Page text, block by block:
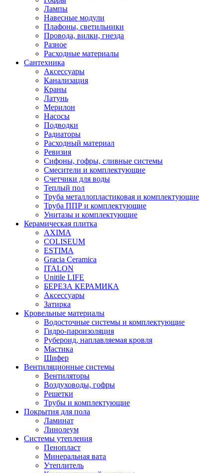
Лампы
Навесные модули
Плафоны, светильники
Провода, вилки, гнезда
Разное
Расходные материалы
Сантехника
Аксессуары
Канализация
Краны
Латунь
Мерилон
Насосы
Подводки
Радиаторы
Расходный материал
Ревизия
Сифоны, гофры, сливные системы
Смесители и комплектующие
Счетчики для воды
Теплый пол
Труба металлопластиковая и комплектующие
Труба ППР и комплектующие
Унитазы и комплектующие
Керамическая плитка
AXIMA
COLISEUM
ESTIMA
Gracia Ceramica
ITALON
Unitile LIFE
БЕРЕЗА КЕРАМИКА
Аксессуары
Затирка
Кровельные материалы
Водосточные системы и комплектующие
Гидро-пароизоляция
Рубероид, наплавляемая кровля
Мастика
Шифер
Вентиляционные системы
Вентиляторы
Воздуховоды, гофры
Решетки
Трубы и комплектующие
Покрытия для пола
Ламинат
Линолеум
Системы утепления
Пенопласт
Минеральная вата
Утеплитель